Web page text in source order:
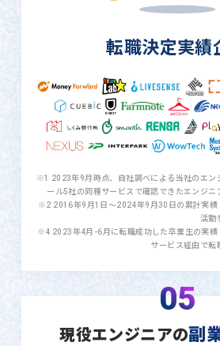
転職決定実績
※1 2023年9月時点、自社調べによる当社のエン
ール5社の同種サービスで確認できたエンジニ
※2 2016年9月1日〜2024年9月30日の累計実
活動
※4 2023年4月-6月に転職成功した卒業生の実
サービス経由で転
05
現役エンジニアの副